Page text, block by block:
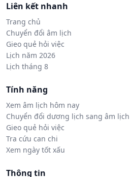
Liên kết nhanh
Trang chủ
Chuyển đổi âm lịch
Gieo quẻ hỏi việc
Lịch năm 2026
Lịch tháng 8
Tính năng
Xem âm lịch hôm nay
Chuyển đổi dương lịch sang âm lịch
Gieo quẻ hỏi việc
Tra cứu can chi
Xem ngày tốt xấu
Thông tin